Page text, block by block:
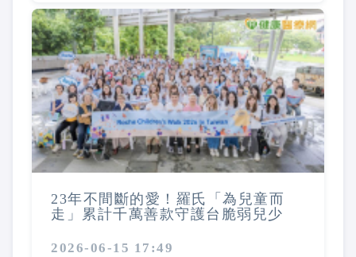
23年不間斷的愛！羅氏「為兒童而
走」累計千萬善款守護台脆弱兒少
2026-06-15 17:49